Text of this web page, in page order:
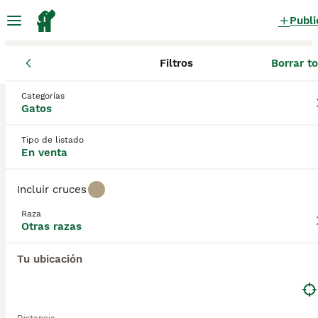
Filtros Borrar
Categorías
Gatos
Tipo de listado
En venta
Incluir cruces
Raza
Otras razas
Tu ubicación
Otras razas Gatos y gatitos en venta
0 Gatos y gatitos encontrados
Sólo puro
Guardar búsqueda